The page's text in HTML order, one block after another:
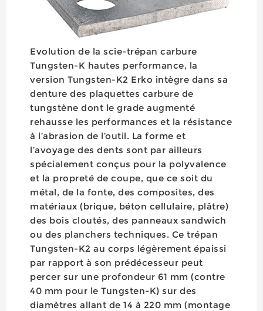
Evolution de la scie-trépan carbure
Tungsten-K hautes performance, la
version Tungsten-K2 Erko intègre dans sa
denture des plaquettes carbure de
tungstène dont le grade augmenté
rehausse les performances et la résistance
à l’abrasion de l’outil. La forme et
l’avoyage des dents sont par ailleurs
spécialement conçus pour la polyvalence
et la propreté de coupe, que ce soit du
métal, de la fonte, des composites, des
matériaux (brique, béton cellulaire, plâtre)
des bois cloutés, des panneaux sandwich
ou des planchers techniques. Ce trépan
Tungsten-K2 au corps légèrement épaissi
par rapport à son prédécesseur peut
percer sur une profondeur 61 mm (contre
40 mm pour le Tungsten-K) sur des
diamètres allant de 14 à 220 mm (montage